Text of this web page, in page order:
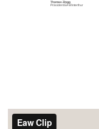
Thomas Zingg
Präsident EA Winterthur